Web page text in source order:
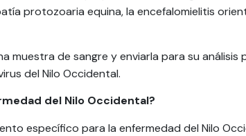
protozoaria equina, la encefalomielitis
muestra de sangre y enviarla para su análisis
del Nilo Occidental.
del Nilo Occidental?
específico para la enfermedad del Nilo